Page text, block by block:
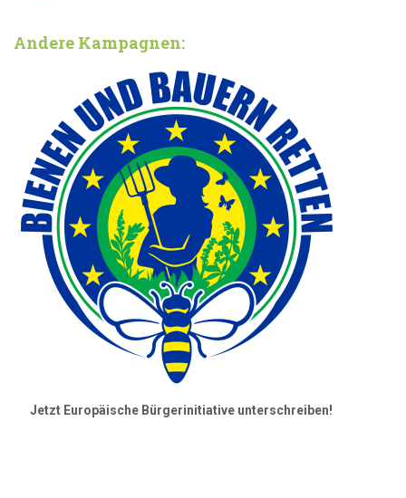
Andere Kampagnen:
Jetzt Europäische Bürgerinitiative unterschreiben!